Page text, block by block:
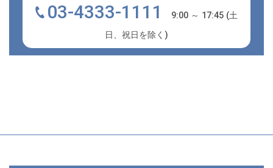
03-4333-1111
9:00 ～ 17:45 (土
日、祝日を除く)